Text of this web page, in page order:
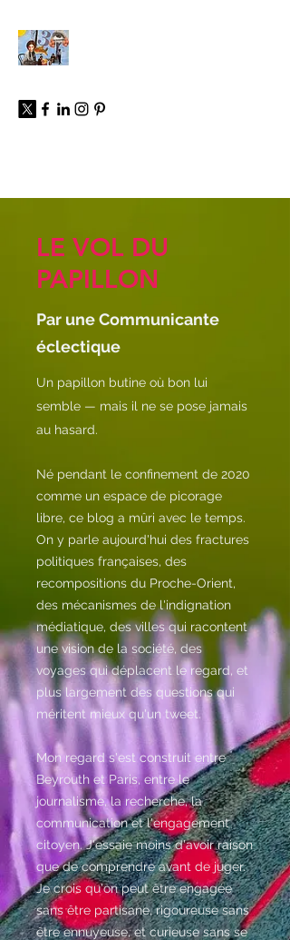
LE VOL DU
PAPILLON
Par une Communicante
éclectique
Un papillon butine où bon lui
semble — mais il ne se pose jamais
au hasard.
Né pendant le confinement de 2020
comme un espace de picorage
libre, ce blog a mûri avec le temps.
On y parle aujourd'hui des fractures
politiques françaises, des
recompositions du Proche-Orient,
des mécanismes de l'indignation
médiatique, des villes qui racontent
une vision de la société, des
voyages qui déplacent le regard, et
plus largement des questions qui
méritent mieux qu'un tweet.
Mon regard s'est construit entre
Beyrouth et Paris, entre le
journalisme, la recherche, la
communication et l'engagement
citoyen. J'essaie moins d'avoir raison
que de comprendre avant de juger.
Je crois qu'on peut être engagée
sans être partisane, rigoureuse sans
être ennuyeuse, et curieuse sans se